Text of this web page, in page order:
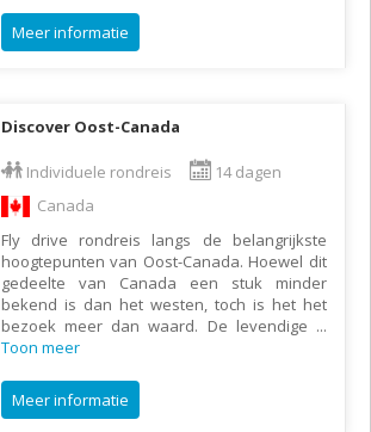
Meer informatie
Discover Oost-Canada
Individuele rondreis
14 dagen
Canada
Fly drive rondreis langs de belangrijkste
hoogtepunten van Oost-Canada. Hoewel dit
gedeelte van Canada een stuk minder
bekend is dan het westen, toch is het het
bezoek meer dan waard. De levendige ...
Toon meer
Meer informatie